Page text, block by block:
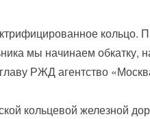
кольцо.
мы начинаем обкатку,
РЖД агентство
кольцевой железной